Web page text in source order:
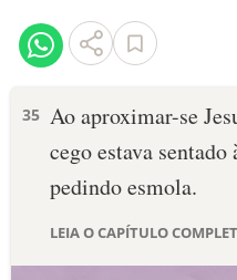
VERSÍCULOS
PALAVRA DO DIA
DEVOCIONAL DIÁRIO
35 Ao aproximar-se
cego estava
pedindo esmola.
LEIA O CAPÍTULO